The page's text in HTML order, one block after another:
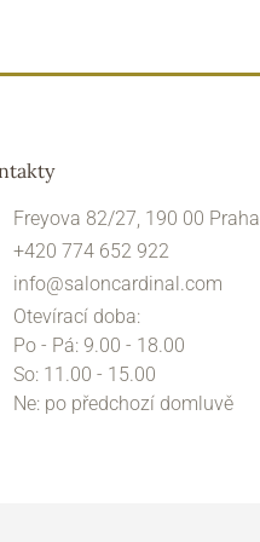
Freyova 82/27, 190 00 Praha
+420 774 652 922
info@saloncardinal.com
Otevírací doba:
Po - Pá: 9.00 - 18.00
So: 11.00 - 15.00
Ne: po předchozí domluvě